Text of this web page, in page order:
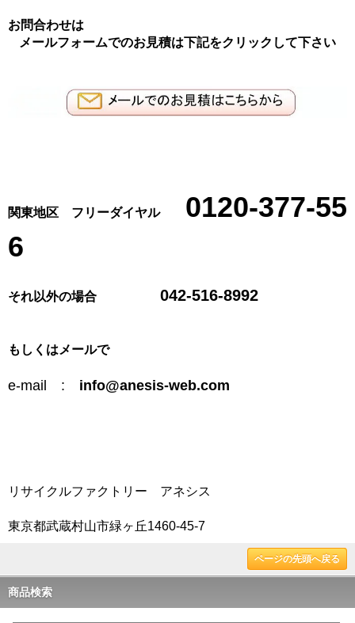
お問合わせは
メールフォームでのお見積は下記をクリックして下さい
関東地区 フリーダイヤル 0120-377-55
6
それ以外の場合 042-516-8992
もしくはメールで
e-mail : info@anesis-web.com
リサイクルファクトリー アネシス
東京都武蔵村山市緑ヶ丘1460-45-7
ページの先頭へ戻る
商品検索